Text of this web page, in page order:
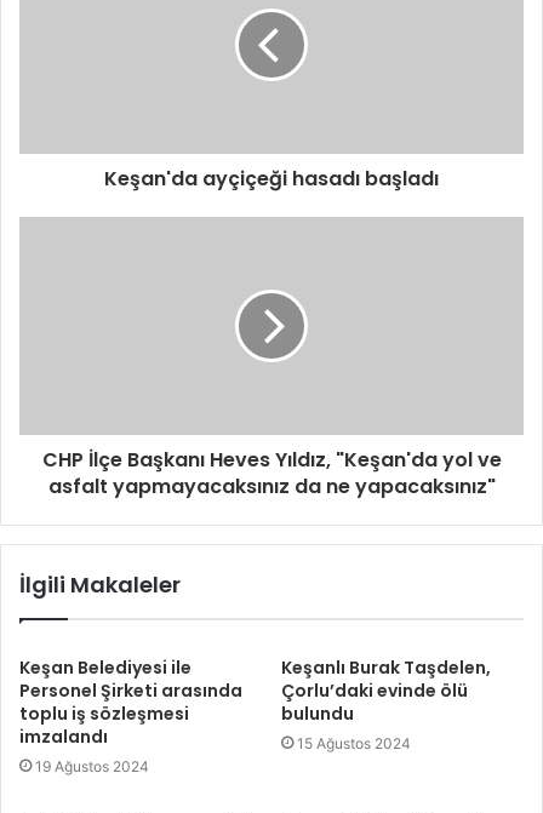
Keşan'da ayçiçeği hasadı başladı
CHP İlçe Başkanı Heves Yıldız, "Keşan'da yol ve
asfalt yapmayacaksınız da ne yapacaksınız"
İlgili Makaleler
Keşan Belediyesi ile
Personel Şirketi arasında
toplu iş sözleşmesi
imzalandı
19 Ağustos 2024
Keşanlı Burak Taşdelen,
Çorlu’daki evinde ölü
bulundu
15 Ağustos 2024